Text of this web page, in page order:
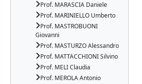
Prof. MARASCIA Daniele
Prof. MARINIELLO Umberto
Prof. MASTROBUONI
Giovanni
Prof. MASTURZO Alessandro
Prof. MATTACCHIONI Silvino
Prof. MELI Claudia
Prof. MEROLA Antonio